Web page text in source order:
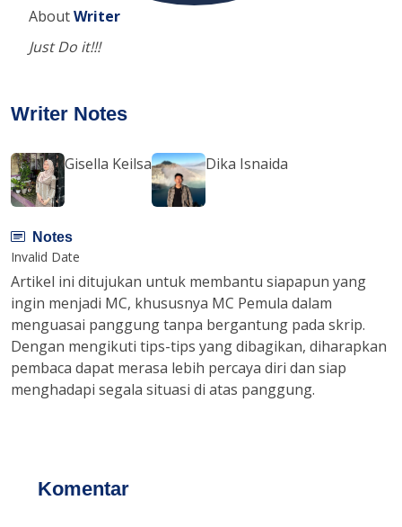
AboutWriter
Just Do it!!!
Writer Notes
Gisella Keilsa Dika Isnaida
Notes
Invalid Date
Artikel ini ditujukan untuk membantu siapapun yang
ingin menjadi MC, khususnya MC Pemula dalam
menguasai panggung tanpa bergantung pada skrip.
Dengan mengikuti tips-tips yang dibagikan, diharapkan
pembaca dapat merasa lebih percaya diri dan siap
menghadapi segala situasi di atas panggung.
Komentar